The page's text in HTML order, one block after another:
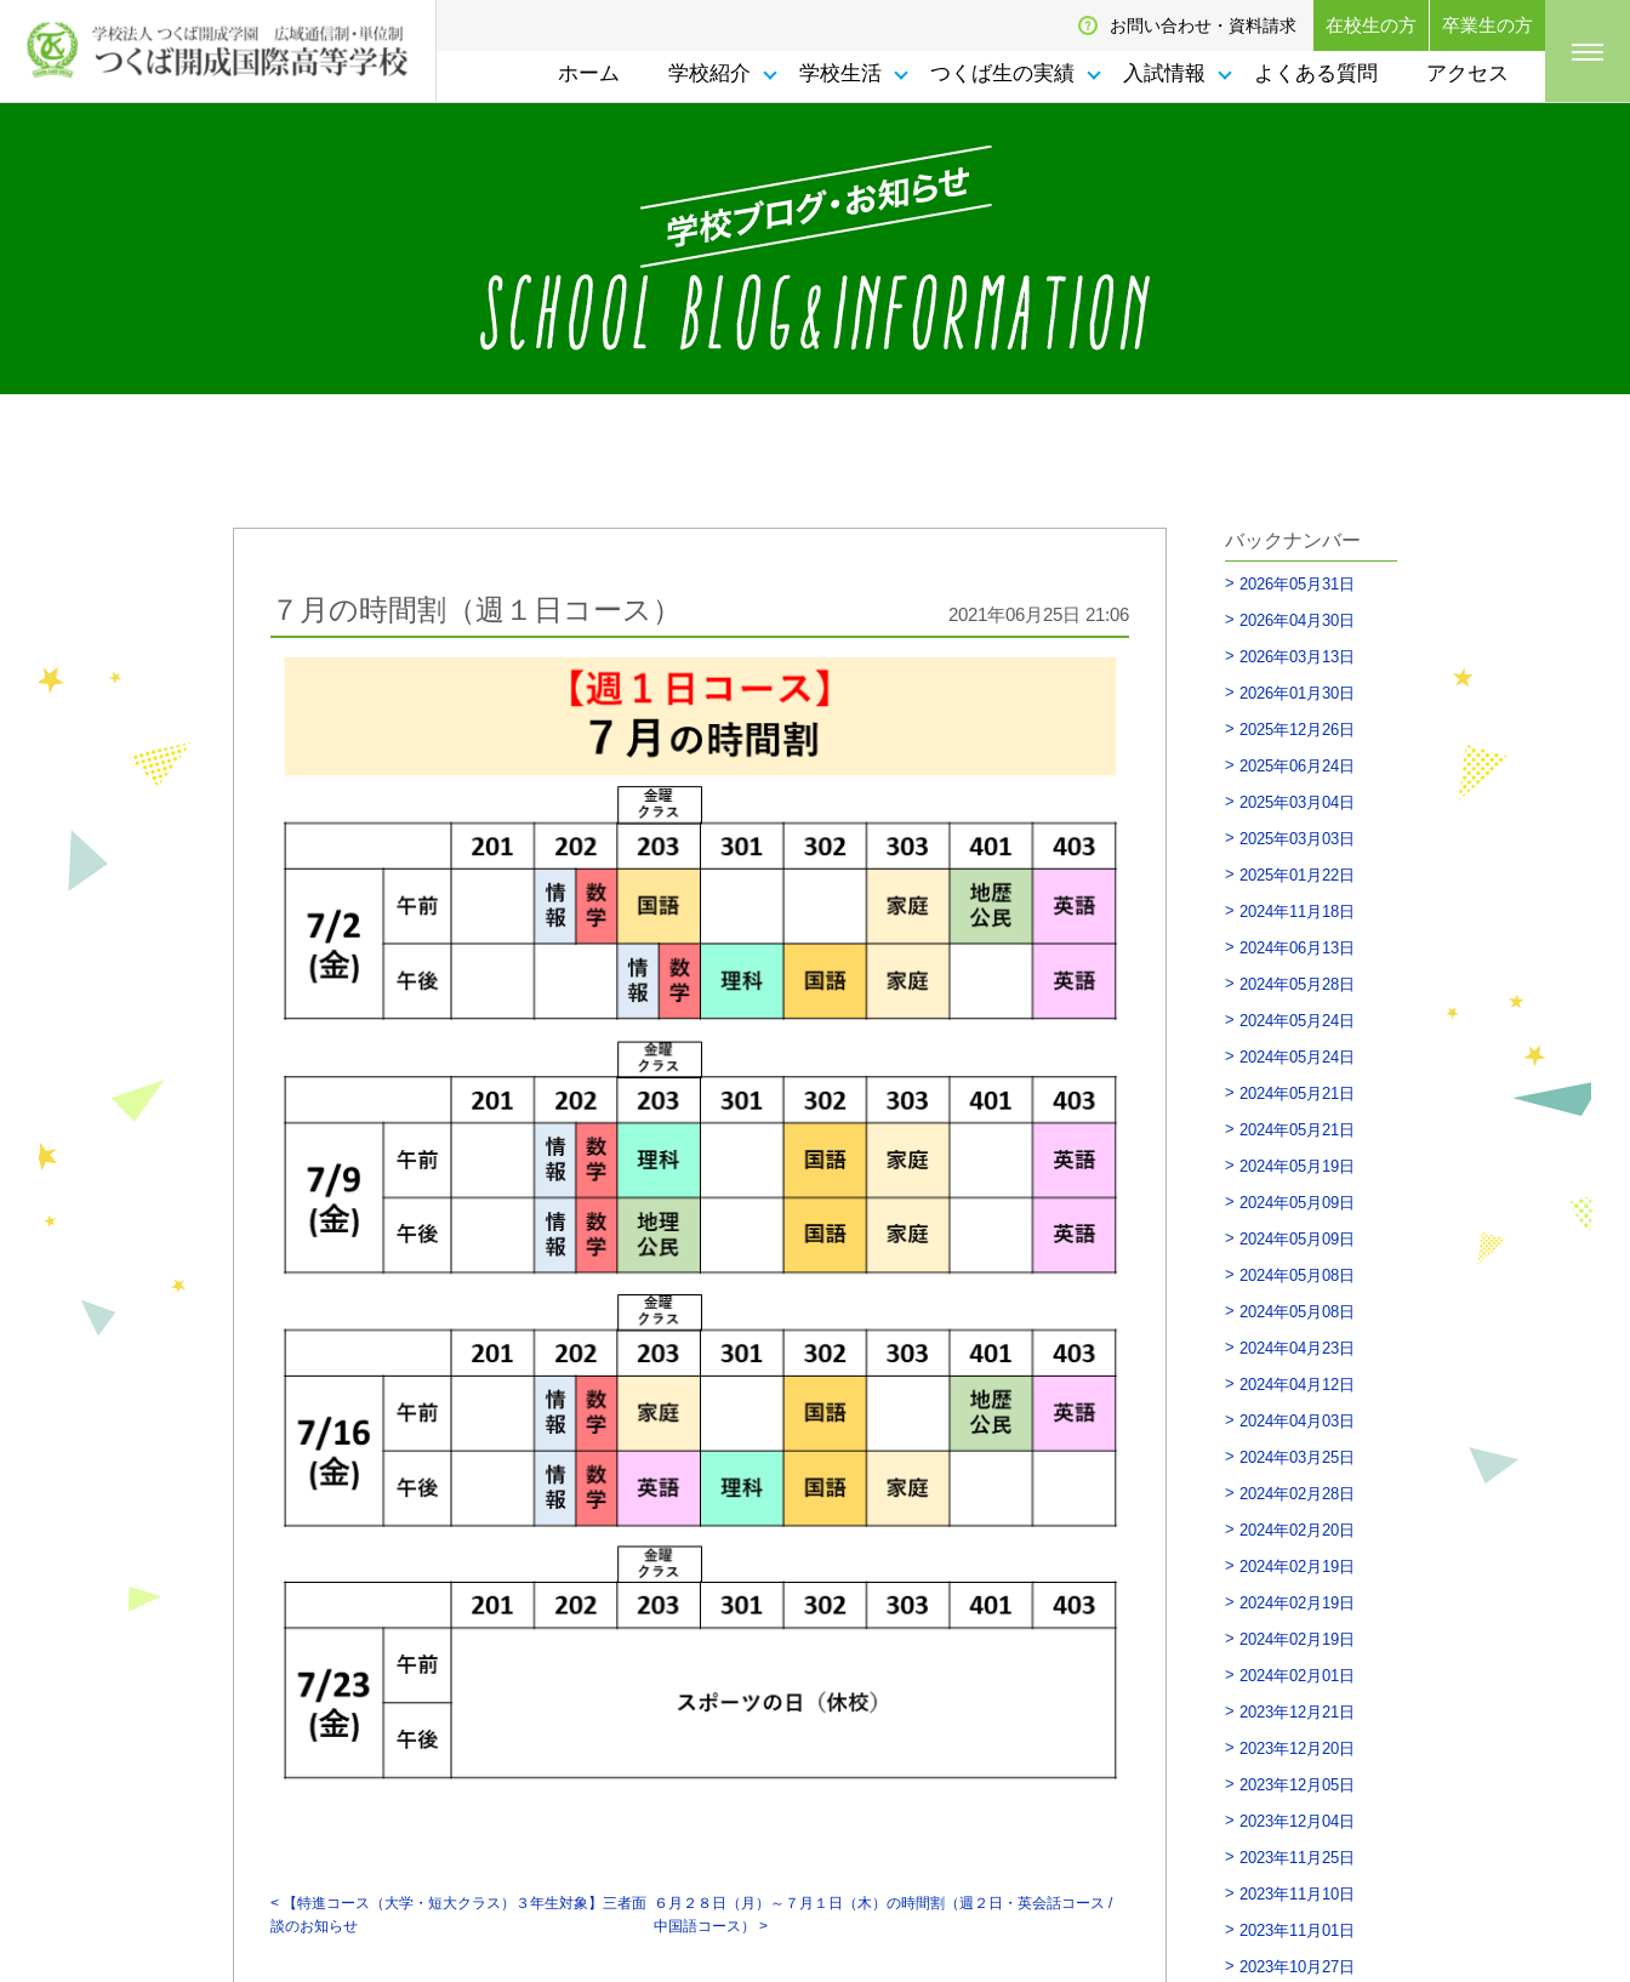
お問い合わせ・資料請求 在校生の方 卒業生の方
ホーム 学校紹介 学校生活 つくば生の実績 入試情報 よくある質問 アクセス
７月の時間割（週１日コース） 2021年06月25日 21:06
< 【特進コース（大学・短大クラス）３年生対象】三者面
談のお知らせ
６月２８日（月）～７月１日（木）の時間割（週２日・英会話コース /
中国語コース） >
バックナンバー
2026年05月31日
2026年04月30日
2026年03月13日
2026年01月30日
2025年12月26日
2025年06月24日
2025年03月04日
2025年03月03日
2025年01月22日
2024年11月18日
2024年06月13日
2024年05月28日
2024年05月24日
2024年05月24日
2024年05月21日
2024年05月21日
2024年05月19日
2024年05月09日
2024年05月09日
2024年05月08日
2024年05月08日
2024年04月23日
2024年04月12日
2024年04月03日
2024年03月25日
2024年02月28日
2024年02月20日
2024年02月19日
2024年02月19日
2024年02月19日
2024年02月01日
2023年12月21日
2023年12月20日
2023年12月05日
2023年12月04日
2023年11月25日
2023年11月10日
2023年11月01日
2023年10月27日